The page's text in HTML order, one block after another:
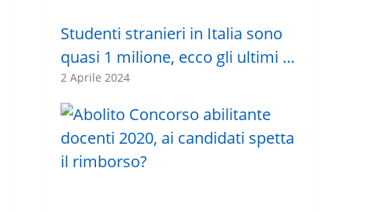
Studenti stranieri in Italia sono
quasi 1 milione, ecco gli ultimi …
2 Aprile 2024